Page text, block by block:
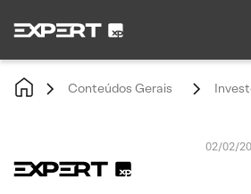
Conteúdos Gerais
02/02/